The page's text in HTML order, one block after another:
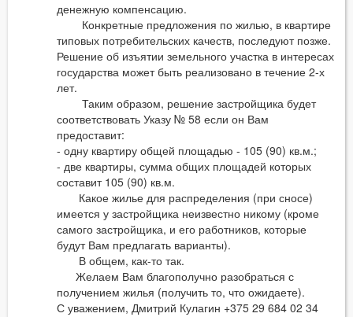
денежную компенсацию.
Конкретные предложения по жилью, в квартире
типовых потребительских качеств, последуют позже.
Решение об изъятии земельного участка в интересах
государства может быть реализовано в течение 2-х
лет.
Таким образом, решение застройщика будет
соответствовать Указу № 58 если он Вам
предоставит:
- одну квартиру общей площадью - 105 (90) кв.м.;
- две квартиры, сумма общих площадей которых
составит 105 (90) кв.м.
Какое жилье для распределения (при сносе)
имеется у застройщика неизвестно никому (кроме
самого застройщика, и его работников, которые
будут Вам предлагать варианты).
В общем, как-то так.
Желаем Вам благополучно разобраться с
получением жилья (получить то, что ожидаете).
С уважением, Дмитрий Кулагин +375 29 684 02 34